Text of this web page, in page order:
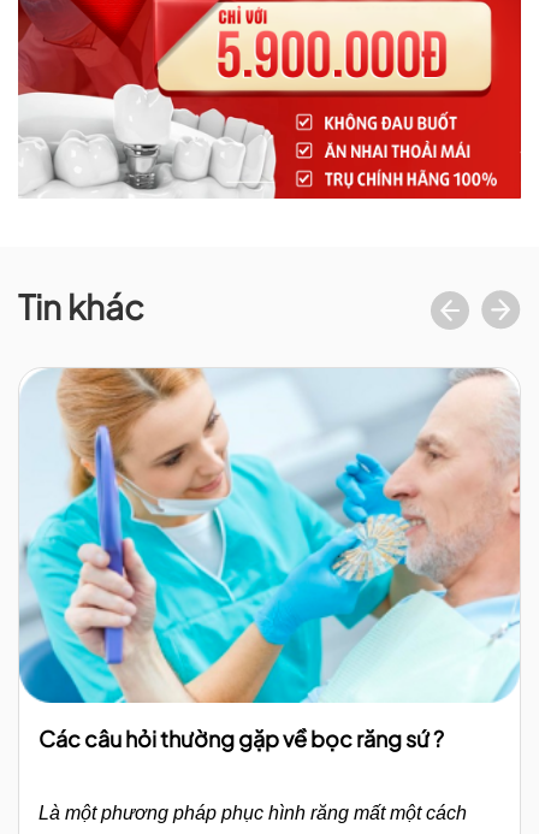
Tin khác
Các câu hỏi thường gặp về bọc răng sứ ?
Là một phương pháp phục hình răng mất một cách